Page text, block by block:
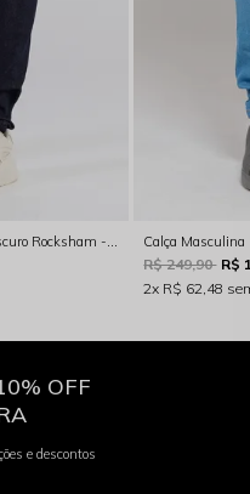
Calça Masculina Super Slim Jeans Indigo Escuro Rocksham - 254052 Calça
R$ 249,90 R$
2x R$ 62,48
OFF
e descontos